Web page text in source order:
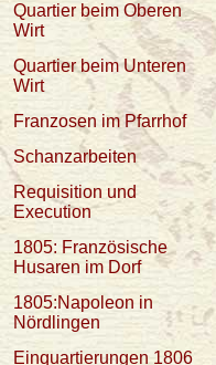
Quartier beim Oberen
Wirt
Quartier beim Unteren
Wirt
Franzosen im Pfarrhof
Schanzarbeiten
Requisition und
Execution
1805: Französische
Husaren im Dorf
1805:Napoleon in
Nördlingen
Einquartierungen 1806